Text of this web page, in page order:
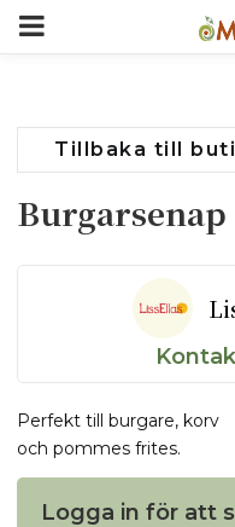
Tillbaka till
Perfekt till burgare, korv
och pommes frites.
Logga in för att